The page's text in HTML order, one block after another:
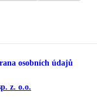
osobních údajů
z. o.o.